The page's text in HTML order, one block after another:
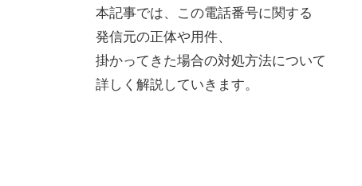
本記事では、この電話番号に関する
発信元の正体や用件、
掛かってきた場合の対処方法について
詳しく解説していきます。